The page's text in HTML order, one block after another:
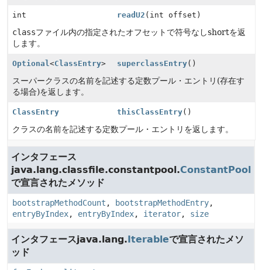
int readU2 (int offset)
classファイル内の指定されたオフセットで符号なしshortを返
します。
Optional<ClassEntry> superclassEntry()
スーパークラスの名前を記述する定数プール・エントリ(存在す
る場合)を返します。
ClassEntry thisClassEntry()
クラスの名前を記述する定数プール・エントリを返します。
インタフェース
java.lang.classfile.constantpool.ConstantPool
で宣言されたメソッド
bootstrapMethodCount , bootstrapMethodEntry,
entryByIndex, entryByIndex, iterator, size
インタフェースjava.lang.Iterableで宣言されたメソ
ッド